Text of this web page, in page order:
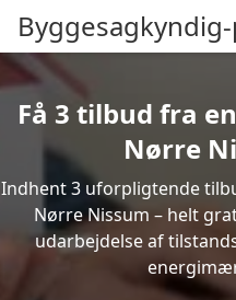
Få 3 tilbud fra
Nørre
Indhent 3 uforpligtende
Nørre Nissum – helt
udarbejdelse af